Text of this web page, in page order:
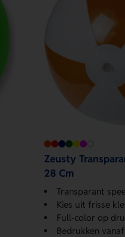
Zeusty
28 Cm
Transparant
Kies uit frisse
Full-color op
Bedrukken